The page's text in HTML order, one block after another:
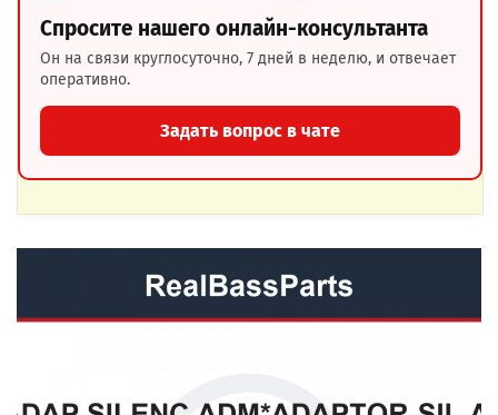
Спросите нашего онлайн-консультанта
Он на связи круглосуточно, 7 дней в неделю, и отвечает
оперативно.
Задать вопрос в чате